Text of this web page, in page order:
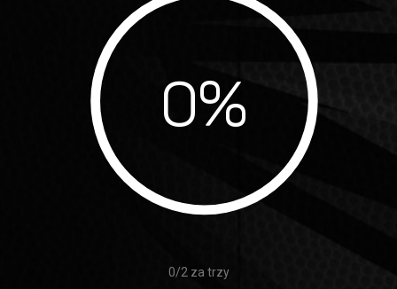
0/2 za trzy
0%